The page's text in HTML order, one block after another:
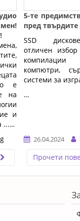
е
на
и
...…
5-те
пред
SSD
отличен
компютри,
системи за
…
26.04.2024
Прочети